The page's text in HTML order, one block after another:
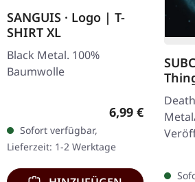
SANGUIS · Logo | T-
SHIRT XL
Black Metal. 100%
Baumwolle
Regulärer
6,99 €
Sofort verfügbar,
Lieferzeit: 1-2 Werktage